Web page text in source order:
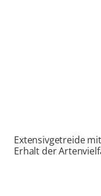
Extensivgetreide
Erhalt der